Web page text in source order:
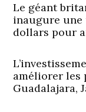
Le géant
inaugure
dollars pour
améliorer les
Guadalajara,